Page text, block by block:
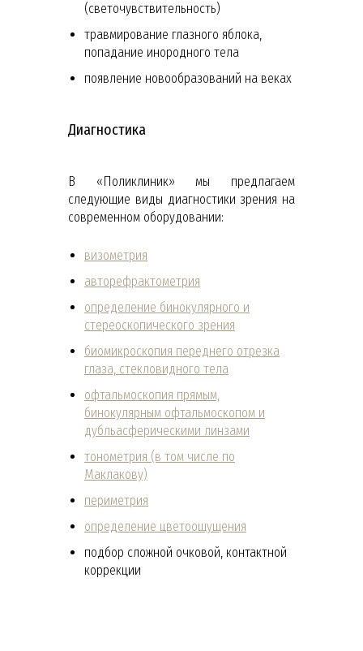
(светочувствительность)
травмирование глазного яблока,
попадание инородного тела
появление новообразований на веках
Диагностика
В «Поликлиник» мы предлагаем
следующие виды диагностики зрения на
современном оборудовании:
визометрия
авторефрактометрия
определение бинокулярного и
стереоскопического зрения
биомикроскопия переднего отрезка
глаза, стекловидного тела
офтальмоскопия прямым,
бинокулярным офтальмоскопом и
дубльасферическими линзами
тонометрия (в том числе по
Маклакову)
периметрия
определение цветоощущения
подбор сложной очковой, контактной
коррекции